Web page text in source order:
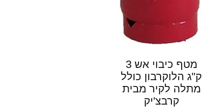
מטף כיבוי אש 3
ק"ג הלוקרבון כולל
מתלה לקיר מבית
קרבצ'יק